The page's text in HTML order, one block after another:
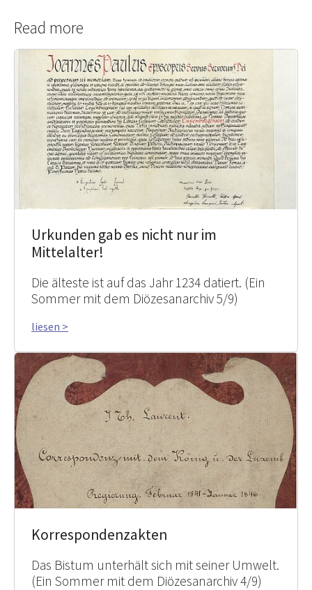
Read more
Urkunden gab es nicht nur im
Mittelalter!
Die älteste ist auf das Jahr 1234 datiert. (Ein
Sommer mit dem Diözesanarchiv 5/9)
liesen >
Korrespondenzakten
Das Bistum unterhält sich mit seiner Umwelt.
(Ein Sommer mit dem Diözesanarchiv 4/9)